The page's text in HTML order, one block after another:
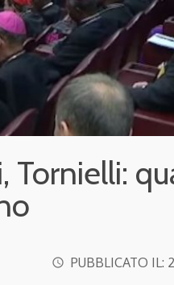
Tornielli:
access_time PUBBLICATO IL: